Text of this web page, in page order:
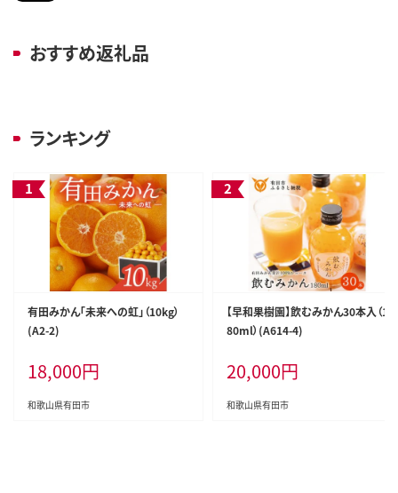
おすすめ返礼品
ランキング
有田みかん「未来への虹」（10kg）
(A2-2)
18,000円
和歌山県有田市
【早和果樹園】飲むみかん30本入（1
80ml）(A614-4)
20,000円
和歌山県有田市